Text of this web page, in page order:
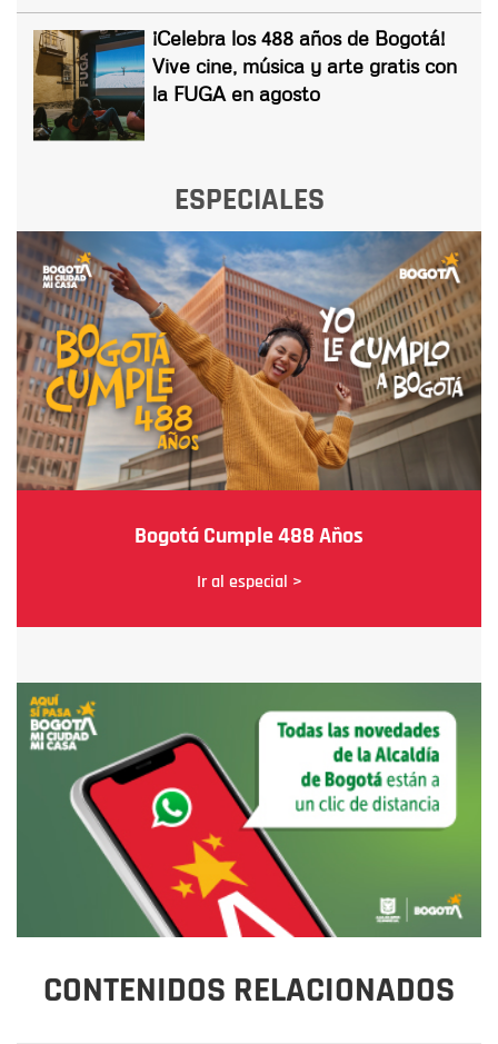
¡Celebra los 488 años de Bogotá!
Vive cine, música y arte gratis con
la FUGA en agosto
ESPECIALES
Bogotá Cumple 488 Años
Ir al especial >
CONTENIDOS RELACIONADOS